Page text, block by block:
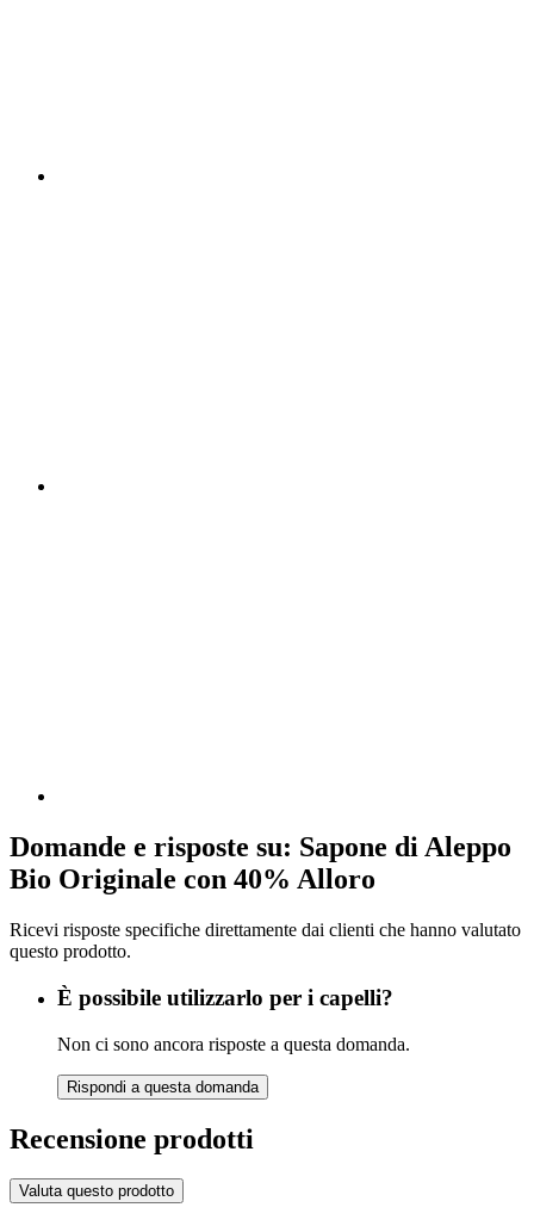
Domande e risposte su: Sapone di Aleppo
Bio Originale con 40% Alloro
Ricevi risposte specifiche direttamente dai clienti che hanno valutato
questo prodotto.
È possibile utilizzarlo per i capelli?
Non ci sono ancora risposte a questa domanda.
Rispondi a questa domanda
Recensione prodotti
Valuta questo prodotto